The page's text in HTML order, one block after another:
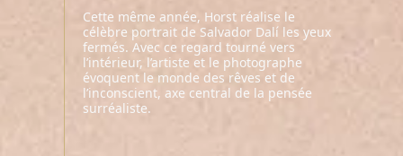
Cette même année, Horst réalise le
célèbre portrait de Salvador Dalí les yeux
fermés. Avec ce regard tourné vers
l’intérieur, l’artiste et le photographe
évoquent le monde des rêves et de
l’inconscient, axe central de la pensée
surréaliste.